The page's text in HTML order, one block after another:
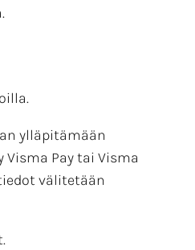
ylläpitämään
Pay tai Visma
välitetään